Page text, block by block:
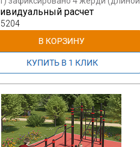
мм
на высоте, мм 1100 и 1400 от
жерди изогнута под углом
и
подъема 300 мм.
между
поверхностями жердей,
у соответствущих концов. Такая
делает удобным въезд на
коляске.
расчет